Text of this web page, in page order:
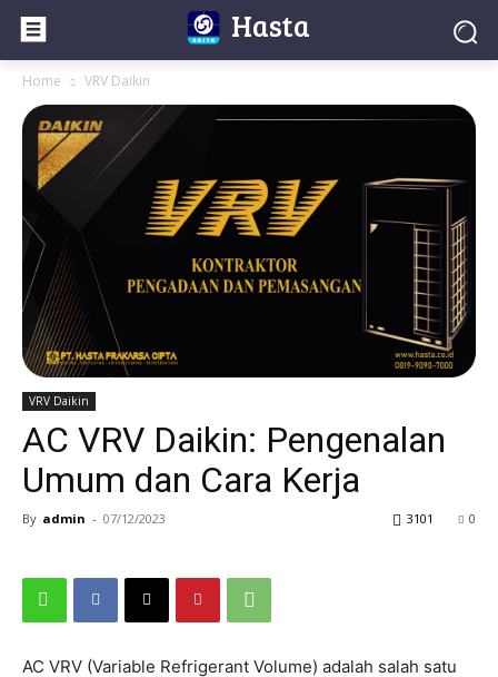
Hasta
Home VRV Daikin
VRV Daikin
AC VRV Daikin: Pengenalan
Umum dan Cara Kerja
By admin - 07/12/2023 0
3101
AC VRV (Variable Refrigerant Volume) adalah salah satu